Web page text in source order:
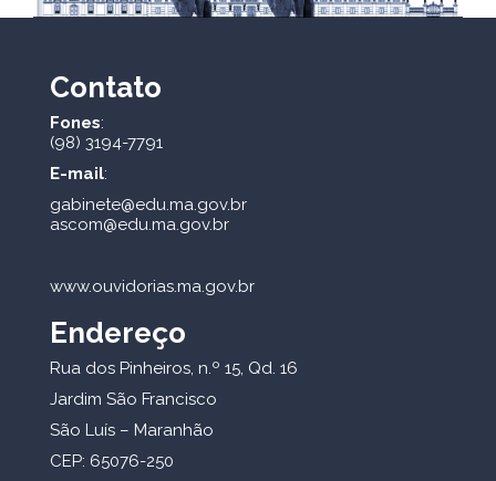
Contato
Fones:
(98) 3194-7791
E-mail:
gabinete@edu.ma.gov.br
ascom@edu.ma.gov.br
www.ouvidorias.ma.gov.br
Endereço
Rua dos Pinheiros, n.º 15, Qd. 16
Jardim São Francisco
São Luís – Maranhão
CEP: 65076-250